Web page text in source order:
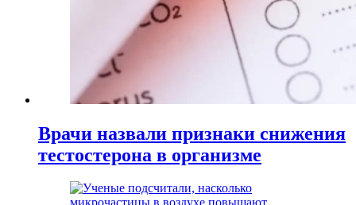
Врачи назвали признаки снижения
тестостерона в организме